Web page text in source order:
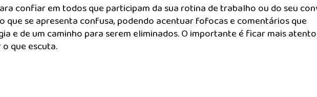
confiar em todos que participam da sua rotina de trabalho ou do seu
que se apresenta confusa, podendo acentuar fofocas e comentários que
e de um caminho para serem eliminados. O importante é ficar mais
que escuta.